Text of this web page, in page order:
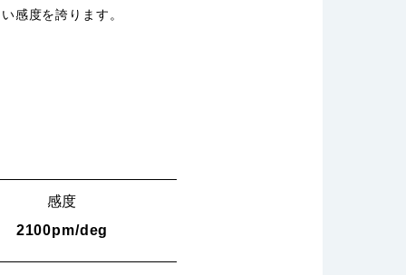
感度を誇ります。
感度
2100pm/deg